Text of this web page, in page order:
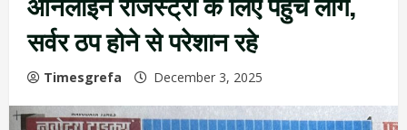
सर्वर ठप होने से परेशान रहे
Timesgrefa December 3, 2025